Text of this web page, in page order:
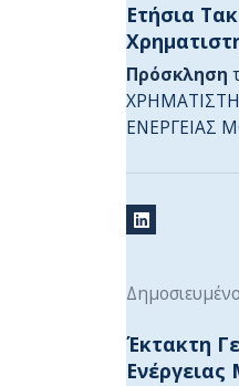
Ετήσια
Πρόσκληση
ΕΝΕΡΓΕΙΑΣ
Έκτακτη